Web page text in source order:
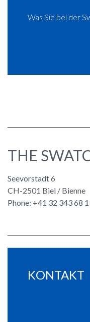
Was Sie bei der
THE
Seevorstadt 6
CH-2501 Biel / Bienne
Phone: +41 32 343 68
KONTAKT